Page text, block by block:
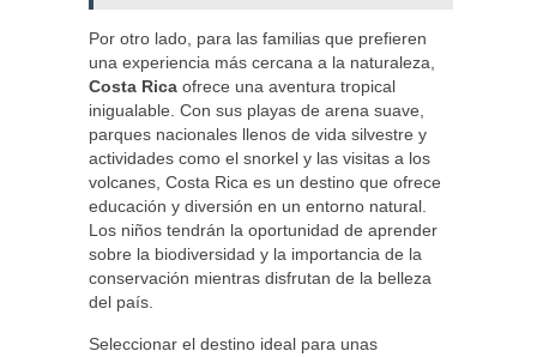
Por otro lado, para las familias que prefieren
una experiencia más cercana a la naturaleza,
Costa Rica ofrece una aventura tropical
inigualable. Con sus playas de arena suave,
parques nacionales llenos de vida silvestre y
actividades como el snorkel y las visitas a los
volcanes, Costa Rica es un destino que ofrece
educación y diversión en un entorno natural.
Los niños tendrán la oportunidad de aprender
sobre la biodiversidad y la importancia de la
conservación mientras disfrutan de la belleza
del país.
Seleccionar el destino ideal para unas